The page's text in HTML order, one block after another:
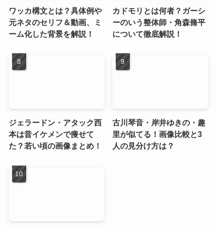
ワッカ構文とは？具体例や
元ネタのセリフ＆動画、ミ
ーム化した背景を解説！
カドモリとは何者？ガーシ
ーのいう整体師・角森脩平
について徹底解説！
ジェラードン・アタック西
本は昔イケメンで痩せて
た？若い頃の画像まとめ！
古川琴音・岸井ゆきの・趣
里が似てる！画像比較と3
人の見分け方は？